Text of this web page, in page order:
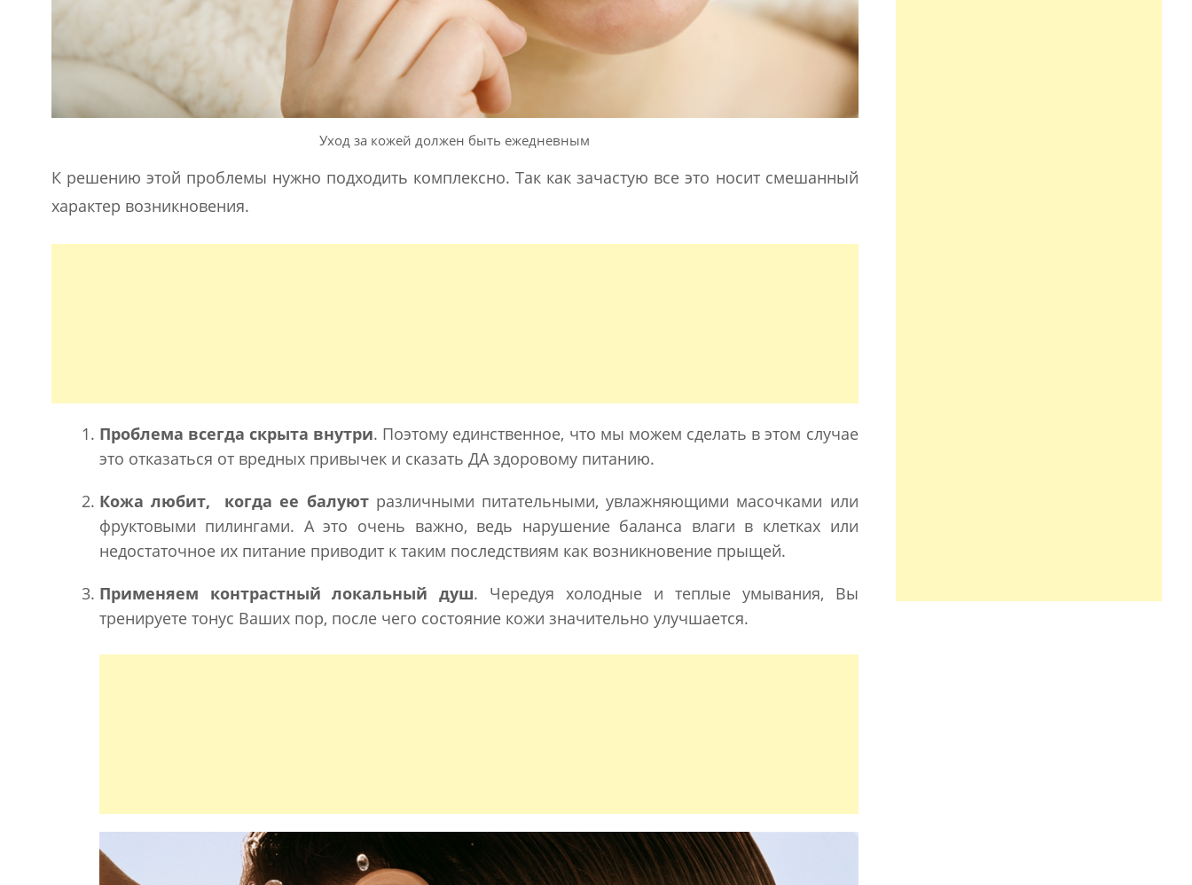
Уход за кожей должен быть ежедневным
К решению этой проблемы нужно подходить комплексно. Так как зачастую все это носит смешанный
характер возникновения.
Проблема всегда скрыта внутри. Поэтому единственное, что мы можем сделать в этом случае
это отказаться от вредных привычек и сказать ДА здоровому питанию.
Кожа любит, когда ее балуютразличными питательными, увлажняющими масочками или
фруктовыми пилингами. А это очень важно, ведь нарушение баланса влаги в клетках или
недостаточное их питание приводит к таким последствиям как возникновение прыщей.
Применяем контрастный локальный душ. Чередуя холодные и теплые умывания, Вы
тренируете тонус Ваших пор, после чего состояние кожи значительно улучшается.